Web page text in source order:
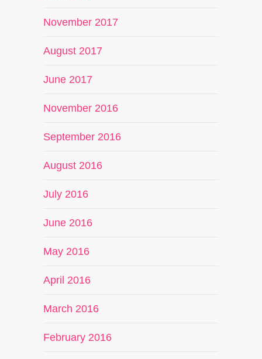
November 2017
August 2017
June 2017
November 2016
September 2016
August 2016
July 2016
June 2016
May 2016
April 2016
March 2016
February 2016